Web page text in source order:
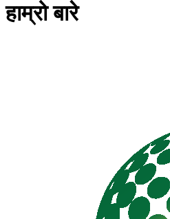
हाम्रो बारे